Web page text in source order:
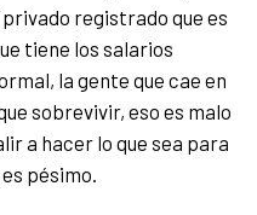
registrado que es
tiene los salarios
la gente que cae en
sobrevivir, eso es malo
a hacer lo que sea para
pésimo.